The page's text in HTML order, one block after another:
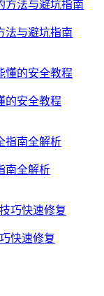
法与避坑指南
的安全教程
南全解析
快速修复